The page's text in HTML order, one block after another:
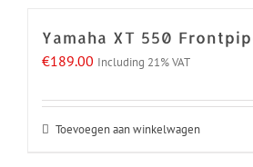
Yamaha XT 550
€189.00 Including 21% VAT
Toevoegen aan winkelwagen